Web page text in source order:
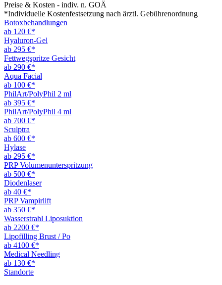
Preise & Kosten - indiv. n. GOÄ
*Individuelle Kostenfestsetzung nach ärztl. Gebührenordnung
Botoxbehandlungen
ab 120 €*
Hyaluron-Gel
ab 295 €*
Fettwegspritze Gesicht
ab 290 €*
Aqua Facial
ab 100 €*
PhilArt/PolyPhil 2 ml
ab 395 €*
PhilArt/PolyPhil 4 ml
ab 700 €*
Sculptra
ab 600 €*
Hylase
ab 295 €*
PRP Volumenunterspritzung
ab 500 €*
Diodenlaser
ab 40 €*
PRP Vampirlift
ab 350 €*
Wasserstrahl Liposuktion
ab 2200 €*
Lipofilling Brust / Po
ab 4100 €*
Medical Needling
ab 130 €*
Standorte